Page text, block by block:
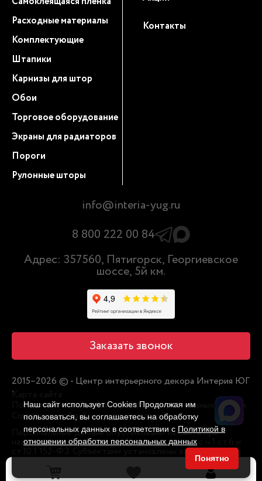
Расходные материалы
Комплектующие
Штапики
Карнизы для штор
Обои
Торговое оборудование
Экраны для радиаторов
Пороги
Рулонные шторы
Контакты
info@interia-yug.ru
8 800 222 00 84
Адрес: 357560, Пятигорск, Георгиевское
шоссе, 5й км.
Заказать звонок
2015–2026 © - Центр интерьерного декора Интерия ЮГ
Карта сайта
Политика в отношении обработки персональных данных
Согласие на обработку персональных
Персональные данные опубликованы на сайте при
наличии правовых оснований в соответствии с ч.1 ст.6 и
ст.10.1 152-ФЗ. Субъектами установлены запреты на
обработку неограниченным кругом лиц опубликованных
персональных данных
Наш сайт использует Cookies Продолжая им
пользоваться, вы соглашаетесь на обработку
персональных данных в соответствии с Политикой в
отношении обработки персональных данных
Понятно